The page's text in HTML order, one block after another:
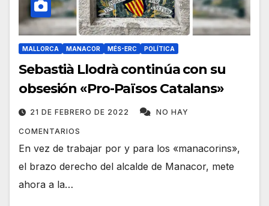
MALLORCA MANACOR MÉS-ERC POLÍTICA
Sebastià Llodrà continúa con su
obsesión «Pro-Països Catalans»
21 DE FEBRERO DE 2022 NO HAY
COMENTARIOS
En vez de trabajar por y para los «manacorins»,
el brazo derecho del alcalde de Manacor, mete
ahora a la…